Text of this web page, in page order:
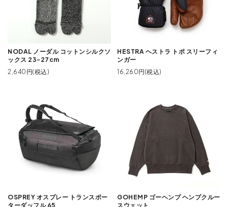
NODAL ノーダル コットンシルクソ
ックス 23-27cm
2,640円(税込)
HESTRA ヘストラ トポ スリーフィ
ンガー
16,260円(税込)
OSPREY オスプレー トランスポー
ターダッフル 65
GOHEMP ゴーヘンプ ヘンプクルー
スウェット